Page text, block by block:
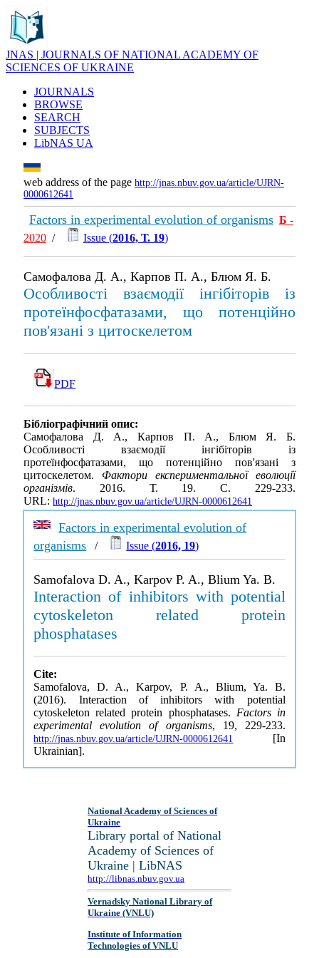
JNAS | JOURNALS OF NATIONAL ACADEMY OF
SCIENCES OF UKRAINE
JOURNALS
BROWSE
SEARCH
SUBJECTS
LibNAS UA
web address of the page http://jnas.nbuv.gov.ua/article/UJRN-
0000612641
Factors in experimental evolution of organisms Б -
2020 / Issue (2016, Т. 19)
Самофалова Д. А., Карпов П. А., Блюм Я. Б.
Особливості взаємодії інгібіторів із
протеїнфосфатазами, що потенційно
пов'язані з цитоскелетом
PDF
Бібліографічний опис:
Самофалова Д. А., Карпов П. А., Блюм Я. Б.
Особливості взаємодії інгібіторів із
протеїнфосфатазами, що потенційно пов'язані з
цитоскелетом. Фактори експериментальної еволюції
організмів. 2016. Т. 19. С. 229-233.
URL: http://jnas.nbuv.gov.ua/article/UJRN-0000612641
Factors in experimental evolution of
organisms / Issue (2016, 19)
Samofalova D. A., Karpov P. A., Blium Ya. B.
Interaction of inhibitors with potential
cytoskeleton related protein
phosphatases
Cite:
Samofalova, D. A., Karpov, P. A., Blium, Ya. B.
(2016). Interaction of inhibitors with potential
cytoskeleton related protein phosphatases. Factors in
experimental evolution of organisms, 19, 229-233.
http://jnas.nbuv.gov.ua/article/UJRN-0000612641
[In
Ukrainian].
National Academy of Sciences of
Ukraine
Library portal of National
Academy of Sciences of
Ukraine | LibNAS
http://libnas.nbuv.gov.ua
Vernadsky National Library of
Ukraine (VNLU)
Institute of Information
Technologies of VNLU